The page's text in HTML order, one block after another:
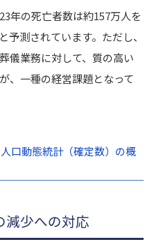
年の死亡者数は約157万人を
測されています。ただし、
儀業務に対して、質の高い
、一種の経営課題となって
口動態統計（確定数）の概
減少への対応